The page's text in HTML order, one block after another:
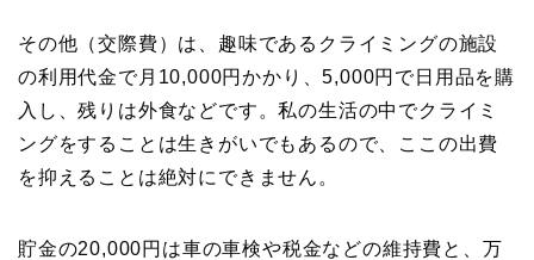
その他（交際費）は、趣味であるクライミングの施設
の利用代金で月10,000円かかり、5,000円で日用品を購
入し、残りは外食などです。私の生活の中でクライミ
ングをすることは生きがいでもあるので、ここの出費
を抑えることは絶対にできません。
貯金の20,000円は車の車検や税金などの維持費と、万